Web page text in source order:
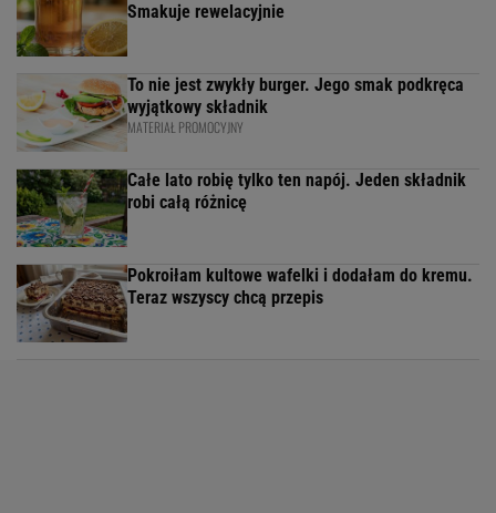
Smakuje rewelacyjnie
To nie jest zwykły burger. Jego smak podkręca
wyjątkowy składnik
MATERIAŁ PROMOCYJNY
Całe lato robię tylko ten napój. Jeden składnik
robi całą różnicę
Pokroiłam kultowe wafelki i dodałam do kremu.
Teraz wszyscy chcą przepis